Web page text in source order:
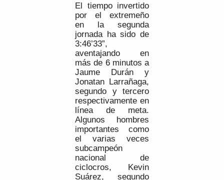
El tiempo invertido
por el extremeño
en la segunda
jornada ha sido de
3:46’33”,
aventajando en
más de 6 minutos a
Jaume Durán y
Jonatan Larrañaga,
segundo y tercero
respectivamente en
línea de meta.
Algunos hombres
importantes como
el varias veces
subcampeón
nacional de
ciclocros, Kevin
Suárez, segundo